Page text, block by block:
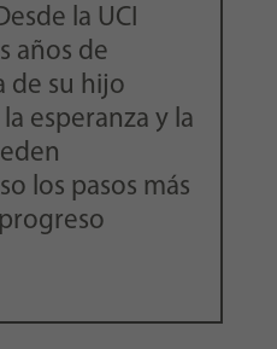
la UCI
años de
de su hijo
esperanza y la
los pasos más